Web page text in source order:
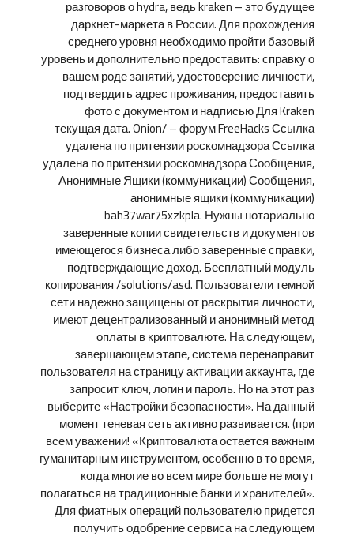
разговоров о hydra, ведь kraken – это будущее
даркнет-маркета в России. Для прохождения
среднего уровня необходимо пройти базовый
уровень и дополнительно предоставить: справку о
вашем роде занятий, удостоверение личности,
подтвердить адрес проживания, предоставить
фото с документом и надписью Для Kraken
текущая дата. Onion/ – форум FreeHacks Ссылка
удалена по притензии роскомнадзора Ссылка
удалена по притензии роскомнадзора Сообщения,
Анонимные Ящики (коммуникации) Сообщения,
анонимные ящики (коммуникации)
bah37war75xzkpla. Нужны нотариально
заверенные копии свидетельств и документов
имеющегося бизнеса либо заверенные справки,
подтверждающие доход. Бесплатный модуль
копирования /solutions/asd. Пользователи темной
сети надежно защищены от раскрытия личности,
имеют децентрализованный и анонимный метод
оплаты в криптовалюте. На следующем,
завершающем этапе, система перенаправит
пользователя на страницу активации аккаунта, где
запросит ключ, логин и пароль. Но на этот раз
выберите «Настройки безопасности». На данный
момент теневая сеть активно развивается. (при
всем уважении! «Криптовалюта остается важным
гуманитарным инструментом, особенно в то время,
когда многие во всем мире больше не могут
полагаться на традиционные банки и хранителей».
Для фиатных операций пользователю придется
получить одобрение сервиса на следующем